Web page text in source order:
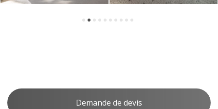
Demande de devis